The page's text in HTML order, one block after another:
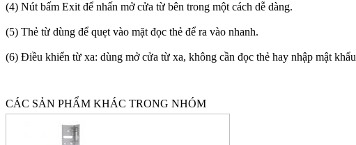
(4) Nút bấm Exit để nhấn mở cửa từ bên trong một cách dễ dàng.
(5) Thẻ từ dùng để quẹt vào mặt đọc thẻ để ra vào nhanh.
(6) Điều khiển từ xa: dùng mở cửa từ xa, không cần đọc thẻ hay nhập mật khẩu
CÁC SẢN PHẨM KHÁC TRONG NHÓM